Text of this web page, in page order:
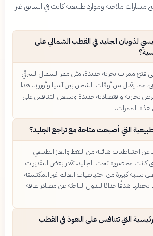
مسارات ملاحية وموارد طبيعية كانت في السابق غير
لذوبان الجليد في القطب الشمالي على
فتح ممرات بحرية جديدة، مثل ممر الشمال الشرقي
مما يقلل من أوقات الشحن بين آسيا وأوروبا. هذا
تجارية واقتصادية جديدة ويشعل التنافس على
هذه الممرات.
التي أصبحت متاحة مع تراجع الجليد؟
احتياطيات هائلة من النفط والغاز الطبيعي
كانت محصورة تحت الجليد. تقدر بعض التقديرات
نسبة كبيرة من احتياطيات العالم غير المكتشفة
يجعلها هدفًا جذابًا للدول الباحثة عن مصادر طاقة
التي تتنافس على النفوذ في القطب